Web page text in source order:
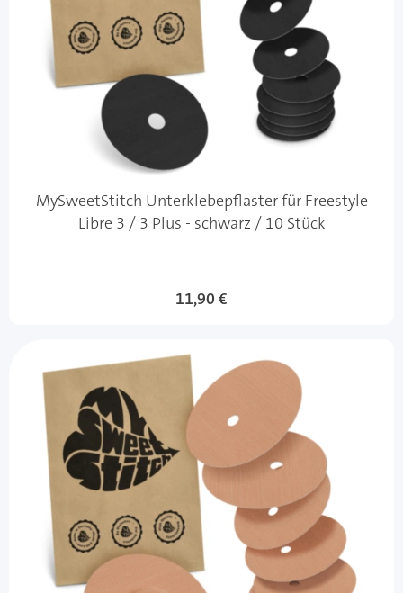
MySweetStitch Unterklebepflaster für Freestyle
Libre 3 / 3 Plus - schwarz / 10 Stück
11,90 €